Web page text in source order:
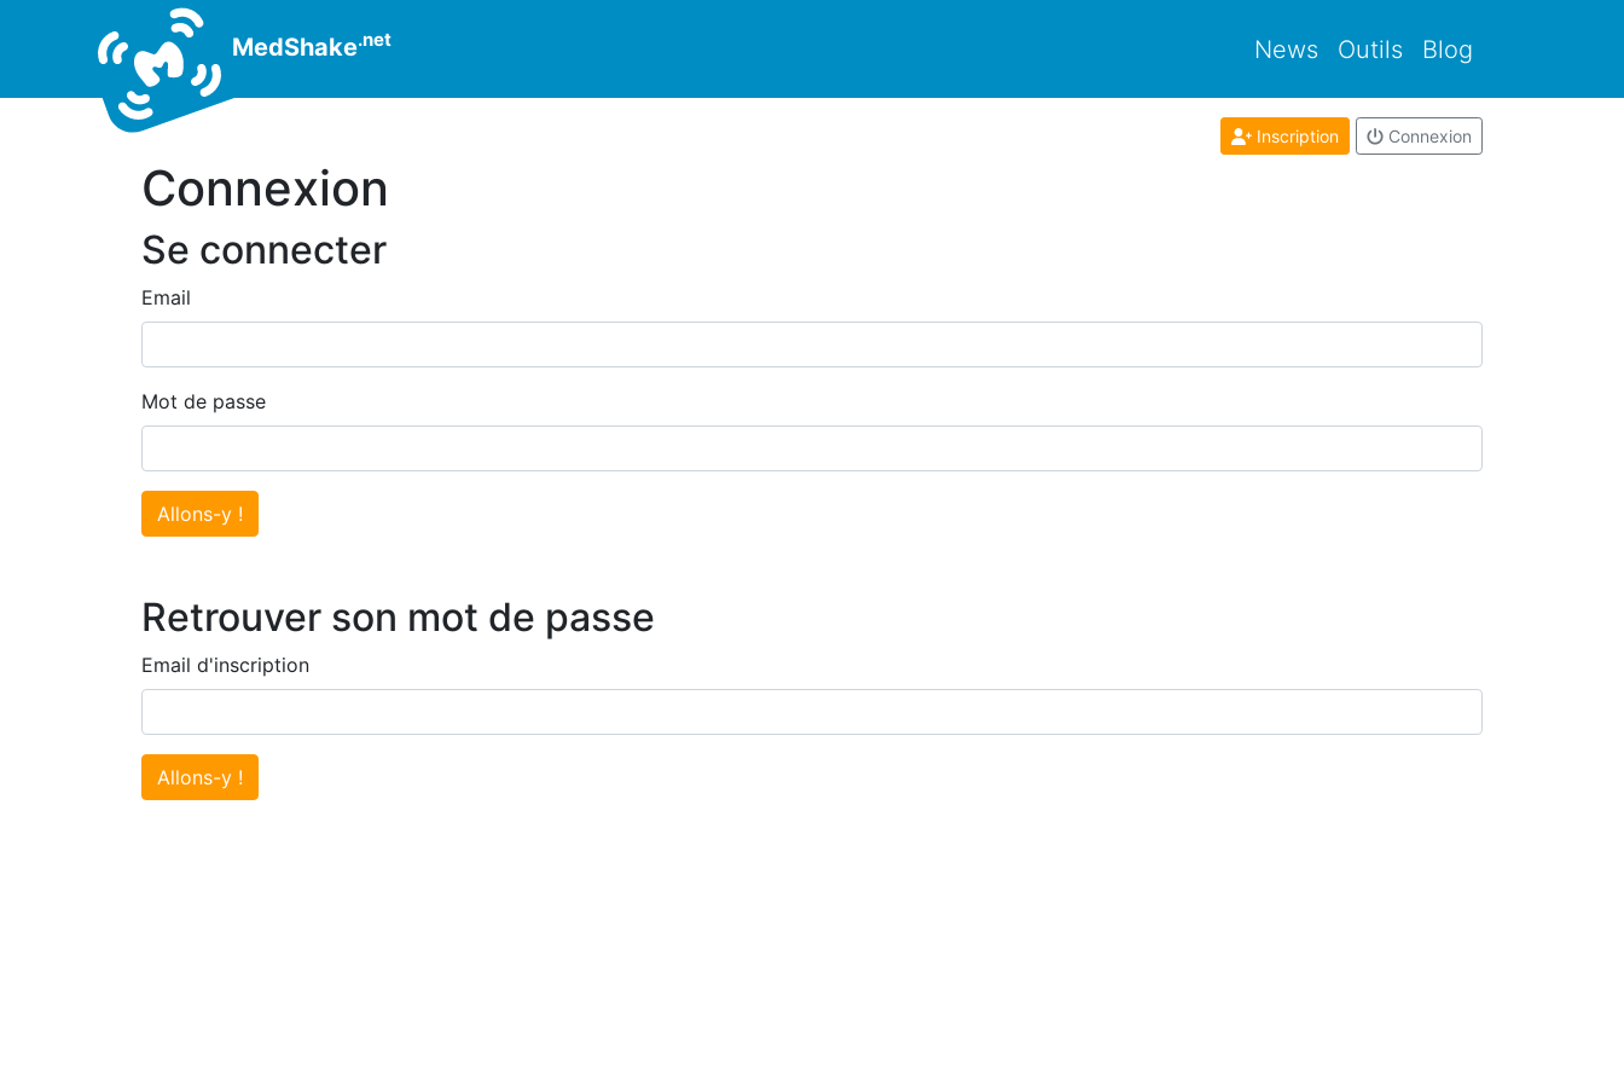
MedShake.net News Outils Blog
Inscription Connexion
Connexion
Se connecter
Email
Mot de passe
Allons-y !
Retrouver son mot de passe
Email d'inscription
Allons-y !